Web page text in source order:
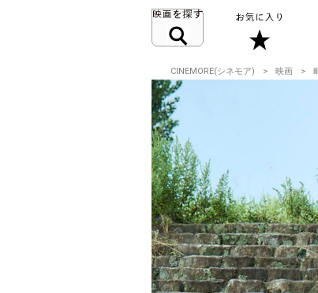
CINEMORE(シネモア) 映画